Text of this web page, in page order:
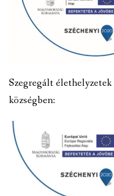
Szegregált
községben: